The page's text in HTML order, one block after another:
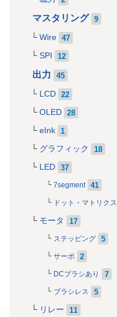
マスタリング 9
Wire 47
SPI 12
出力 45
LCD 22
OLED 28
eInk 1
グラフィック 18
LED 37
7segment 41
ドット・マトリクス
モータ 17
ステッピング 5
サーボ 2
DCブラシあり 7
ブラシレス 5
リレー 11